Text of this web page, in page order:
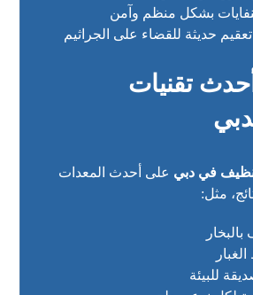
بشكل منظم وآمن
حديثة للقضاء على الجراثيم
تقنيات
في دبي على أحدث المعدات
مثل:
للبيئة